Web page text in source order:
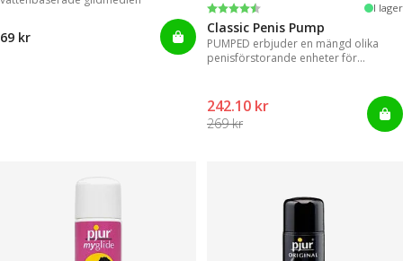
69 kr
Betyg:
4.3 utav 5 stjärnor I lager
Classic Penis Pump
PUMPED erbjuder en mängd olika
penisförstorande enheter för
242.10 kr
269 kr